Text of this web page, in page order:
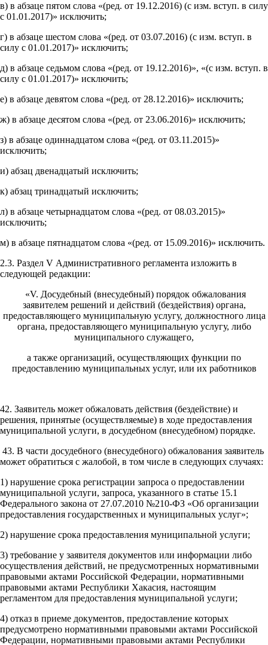
в) в абзаце пятом слова «(ред. от 19.12.2016) (с изм. вступ. в силу
с 01.01.2017)» исключить;
г) в абзаце шестом слова «(ред. от 03.07.2016) (с изм. вступ. в
силу с 01.01.2017)» исключить;
д) в абзаце седьмом слова «(ред. от 19.12.2016)», «(с изм. вступ. в
силу с 01.01.2017)» исключить;
е) в абзаце девятом слова «(ред. от 28.12.2016)» исключить;
ж) в абзаце десятом слова «(ред. от 23.06.2016)» исключить;
з) в абзаце одиннадцатом слова «(ред. от 03.11.2015)»
исключить;
и) абзац двенадцатый исключить;
к) абзац тринадцатый исключить;
л) в абзаце четырнадцатом слова «(ред. от 08.03.2015)»
исключить;
м) в абзаце пятнадцатом слова «(ред. от 15.09.2016)» исключить.
2.3. Раздел V Административного регламента изложить в
следующей редакции:
«V. Досудебный (внесудебный) порядок обжалования
заявителем решений и действий (бездействия) органа,
предоставляющего муниципальную услугу, должностного лица
органа, предоставляющего муниципальную услугу, либо
муниципального служащего,
а также организаций, осуществляющих функции по
предоставлению муниципальных услуг, или их работников
42. Заявитель может обжаловать действия (бездействие) и
решения, принятые (осуществляемые) в ходе предоставления
муниципальной услуги, в досудебном (внесудебном) порядке.
43. В части досудебного (внесудебного) обжалования заявитель
может обратиться с жалобой, в том числе в следующих случаях:
1) нарушение срока регистрации запроса о предоставлении
муниципальной услуги, запроса, указанного в статье 15.1
Федерального закона от 27.07.2010 №210-ФЗ «Об организации
предоставления государственных и муниципальных услуг»;
2) нарушение срока предоставления муниципальной услуги;
3) требование у заявителя документов или информации либо
осуществления действий, не предусмотренных нормативными
правовыми актами Российской Федерации, нормативными
правовыми актами Республики Хакасия, настоящим
регламентом для предоставления муниципальной услуги;
4) отказ в приеме документов, предоставление которых
предусмотрено нормативными правовыми актами Российской
Федерации, нормативными правовыми актами Республики